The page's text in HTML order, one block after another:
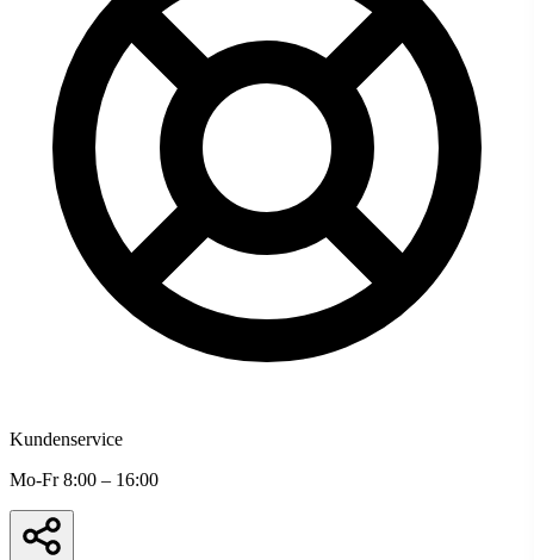
Kundenservice
Mo-Fr 8:00 – 16:00